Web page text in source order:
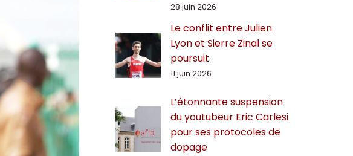
28 juin 2026
Le conflit entre Julien
Lyon et Sierre Zinal se
poursuit
11 juin 2026
L’étonnante suspension
du youtubeur Eric Carlesi
pour ses protocoles de
dopage